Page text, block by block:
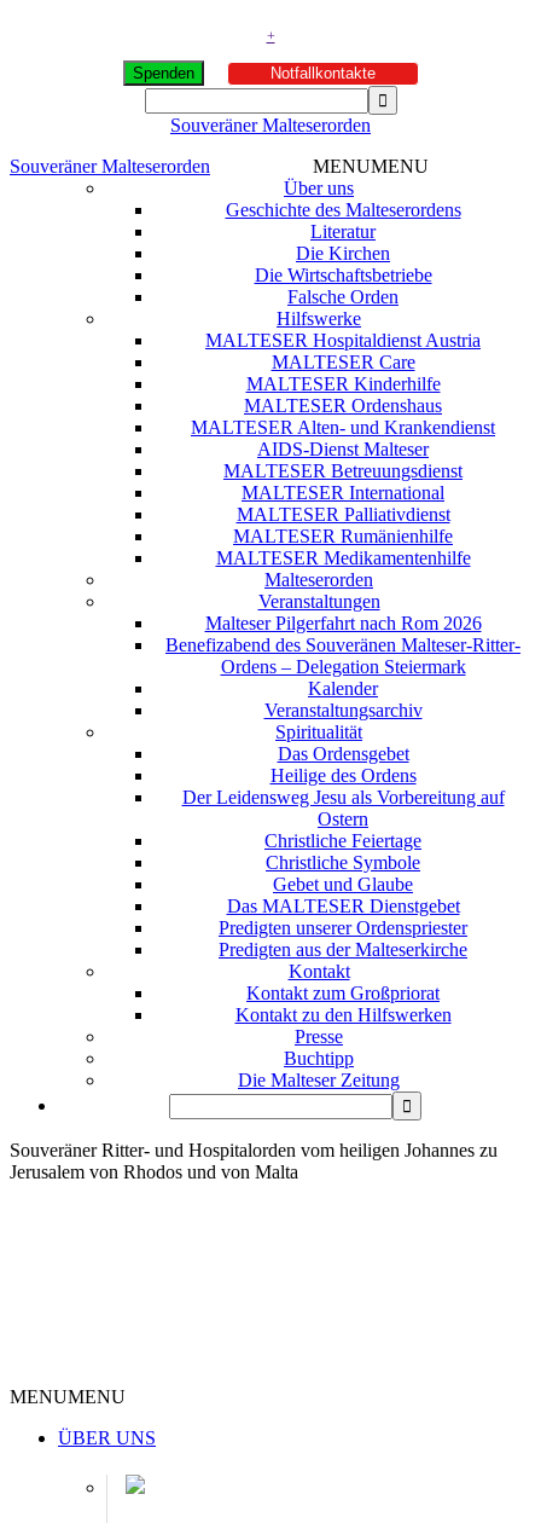
+
Spenden Notfallkontakte
Souveräner Malteserorden
Souveräner Malteserorden
MENUMENU
Über uns
Geschichte des Malteserordens
Literatur
Die Kirchen
Die Wirtschaftsbetriebe
Falsche Orden
Hilfswerke
MALTESER Hospitaldienst Austria
MALTESER Care
MALTESER Kinderhilfe
MALTESER Ordenshaus
MALTESER Alten- und Krankendienst
AIDS-Dienst Malteser
MALTESER Betreuungsdienst
MALTESER International
MALTESER Palliativdienst
MALTESER Rumänienhilfe
MALTESER Medikamentenhilfe
Malteserorden
Veranstaltungen
Malteser Pilgerfahrt nach Rom 2026
Benefizabend des Souveränen Malteser-Ritter-
Ordens – Delegation Steiermark
Kalender
Veranstaltungsarchiv
Spiritualität
Das Ordensgebet
Heilige des Ordens
Der Leidensweg Jesu als Vorbereitung auf
Ostern
Christliche Feiertage
Christliche Symbole
Gebet und Glaube
Das MALTESER Dienstgebet
Predigten unserer Ordenspriester
Predigten aus der Malteserkirche
Kontakt
Kontakt zum Großpriorat
Kontakt zu den Hilfswerken
Presse
Buchtipp
Die Malteser Zeitung
Souveräner Ritter- und Hospitalorden vom heiligen Johannes zu
Jerusalem von Rhodos und von Malta
MENUMENU
ÜBER UNS